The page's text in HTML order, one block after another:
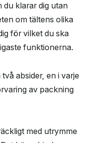
du klarar dig utan
om tältens olika
för vilket du ska
funktionerna.
absider, en i varje
av packning
med utrymme